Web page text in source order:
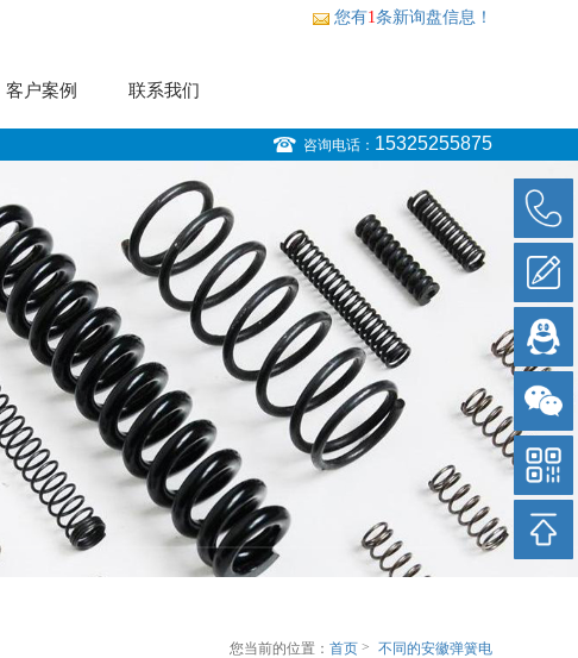
您有1条新询盘信息！
客户案例 联系我们
咨询电话： 15325255875
您当前的位置： 首页 > 不同的安徽弹簧电